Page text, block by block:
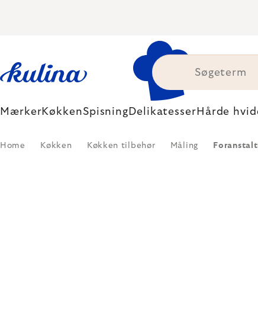
MærkerKøkkenSpisning Delikatesser Hårde
Home Køkken Køkken tilbehør Måling